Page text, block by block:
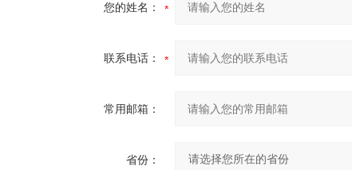
您的姓名：
联系电话：
常用邮箱：
省份：